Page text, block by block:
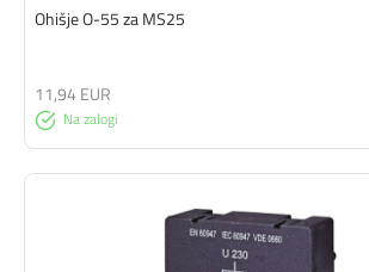
Ohišje O-55 za MS25
Na zalogi
11,94 EUR